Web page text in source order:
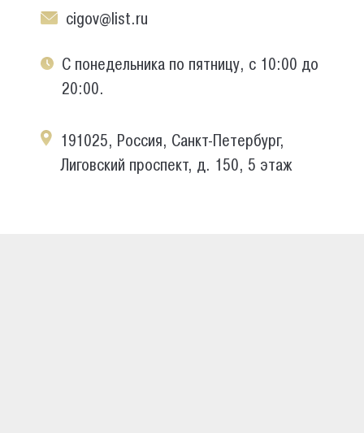
cigov@list.ru
С понедельника по пятницу, с 10:00 до
20:00.
191025, Россия, Санкт-Петербург,
Лиговский проспект, д. 150, 5 этаж